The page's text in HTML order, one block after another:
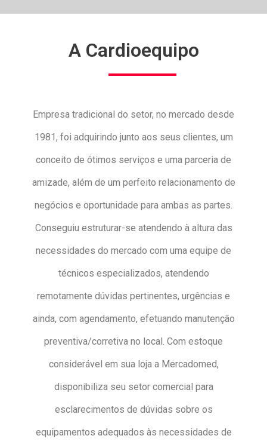
A Cardioequipo
Empresa tradicional do setor, no mercado desde
1981, foi adquirindo junto aos seus clientes, um
conceito de ótimos serviços e uma parceria de
amizade, além de um perfeito relacionamento de
negócios e oportunidade para ambas as partes.
Conseguiu estruturar-se atendendo à altura das
necessidades do mercado com uma equipe de
técnicos especializados, atendendo
remotamente dúvidas pertinentes, urgências e
ainda, com agendamento, efetuando manutenção
preventiva/corretiva no local. Com estoque
considerável em sua loja a Mercadomed,
disponibiliza seu setor comercial para
esclarecimentos de dúvidas sobre os
equipamentos adequados às necessidades de